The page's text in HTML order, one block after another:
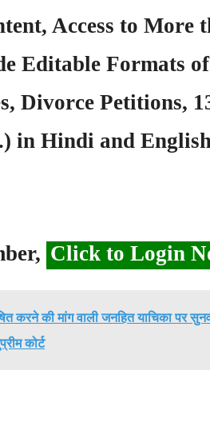
Access to More
Editable Formats
Divorce Petitions,
in Hindi and
Click to Login
करने की मांग वाली जनहित याचिका पर
कोर्ट